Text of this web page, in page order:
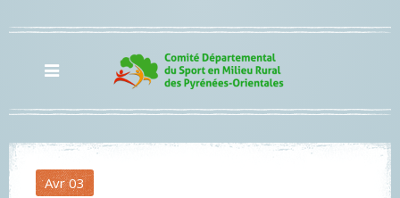
Avr 03